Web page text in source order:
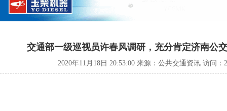
交通运输部、科学技术部发布关于科技创新驱动加快建设交通强国
2025市民出行新方案 | 久事公交开通首条需求响应式定制班线
第九届公交都市发展论坛 (深圳)邀请函
宜昌公交春节滨江观光定制巴士18日开行！
传承张謇精神•厚植为民情怀•党建引领前行•文化润企发展——南通
创新 实践 沟通 | 聚焦「智慧公交」目标 助推公交转型发展——沪苏
交通部一级巡视员许春风调研，充分肯定济南公
2020年11月18日 20:53:00 来源：公共交通资讯 访问：